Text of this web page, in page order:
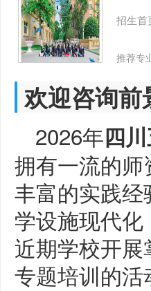
招生首
推荐专
欢迎咨询前
2026年四
拥有一流的
丰富的实践
学设施现代
近期学校开
专题培训的